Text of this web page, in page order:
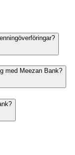
med Meezan Bank?